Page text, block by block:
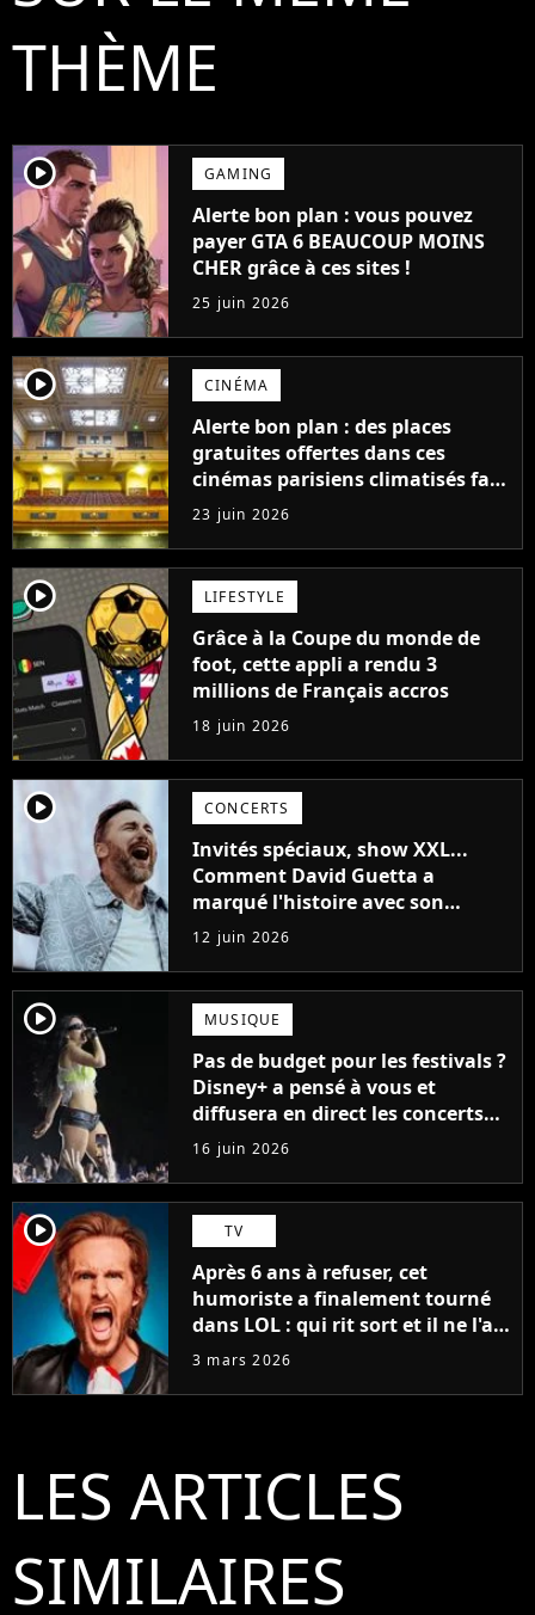
THÈME
player2 GAMING
Alerte bon plan : vous pouvez
payer GTA 6 BEAUCOUP MOINS
CHER grâce à ces sites !
25 juin 2026
player2 CINÉMA
Alerte bon plan : des places
gratuites offertes dans ces
cinémas parisiens climatisés face
à la canicule !
23 juin 2026
player2 LIFESTYLE
Grâce à la Coupe du monde de
foot, cette appli a rendu 3
millions de Français accros
18 juin 2026
player2 CONCERTS
Invités spéciaux, show XXL...
Comment David Guetta a
marqué l'histoire avec son
concert explosif au Stade de
France
12 juin 2026
player2 MUSIQUE
Pas de budget pour les festivals ?
Disney+ a pensé à vous et
diffusera en direct les concerts
de cet incontournable festival
16 juin 2026
player2 TV
Après 6 ans à refuser, cet
humoriste a finalement tourné
dans LOL : qui rit sort et il ne l'a
pas fait pour l'argent, "J'ai
3 mars 2026
LES ARTICLES
SIMILAIRES